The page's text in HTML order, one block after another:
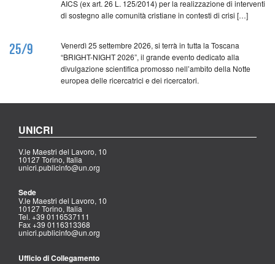
AICS (ex art. 26 L. 125/2014) per la realizzazione di interventi
di sostegno alle comunità cristiane in contesti di crisi […]
25/9
Venerdì 25 settembre 2026, si terrà in tutta la Toscana
“BRIGHT-NIGHT 2026”, il grande evento dedicato alla
divulgazione scientifica promosso nell’ambito della Notte
europea delle ricercatrici e dei ricercatori.
UNICRI
V.le Maestri del Lavoro, 10
10127 Torino, Italia
unicri.publicinfo@un.org
Sede
V.le Maestri del Lavoro, 10
10127 Torino, Italia
Tel. +39 0116537111
Fax +39 0116313368
unicri.publicinfo@un.org
Ufficio di Collegamento